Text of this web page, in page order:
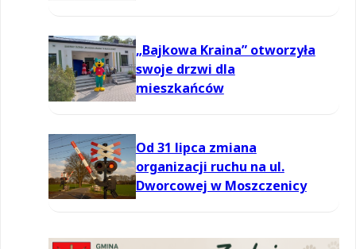
„Bajkowa Kraina” otworzyła
swoje drzwi dla
mieszkańców
Od 31 lipca zmiana
organizacji ruchu na ul.
Dworcowej w Moszczenicy